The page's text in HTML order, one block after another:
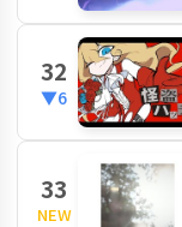
32
▼6
33
NEW